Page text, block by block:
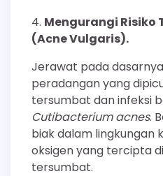
Mengurangi Risiko
(Acne Vulgaris).
Jerawat pada
peradangan yang
tersumbat dan infeksi
Cutibacterium acnes.
biak dalam lingkungan
oksigen yang tercipta
tersumbat.